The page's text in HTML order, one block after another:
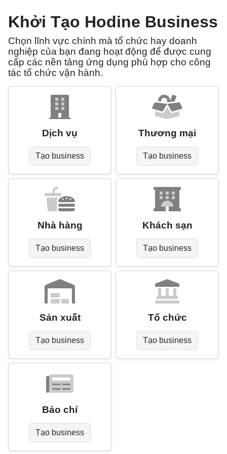
Khởi Tạo Hodine Business
Chọn lĩnh vực chính mà tổ chức hay doanh
nghiệp của bạn đang hoạt động để được cung
cấp các nền tảng ứng dụng phù hợp cho công
tác tổ chức vận hành.
Dịch vụ
Tạo business
Thương mại
Tạo business
Nhà hàng
Tạo business
Khách sạn
Tạo business
Sản xuất
Tạo business
Tổ chức
Tạo business
Báo chí
Tạo business